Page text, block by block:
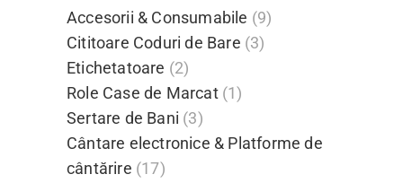
Accesorii & Consumabile (9)
Cititoare Coduri de Bare (3)
Etichetatoare (2)
Role Case de Marcat (1)
Sertare de Bani (3)
Cântare electronice & Platforme de
cântărire (17)